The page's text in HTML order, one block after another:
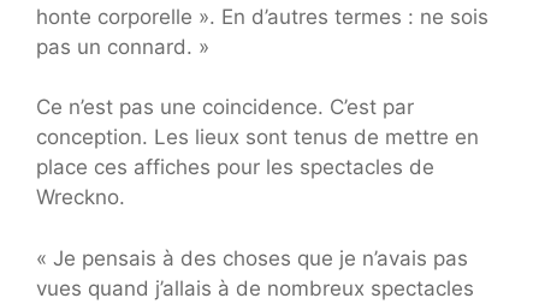
honte corporelle ». En d’autres termes : ne sois
pas un connard. »
Ce n’est pas une coincidence. C’est par
conception. Les lieux sont tenus de mettre en
place ces affiches pour les spectacles de
Wreckno.
« Je pensais à des choses que je n’avais pas
vues quand j’allais à de nombreux spectacles